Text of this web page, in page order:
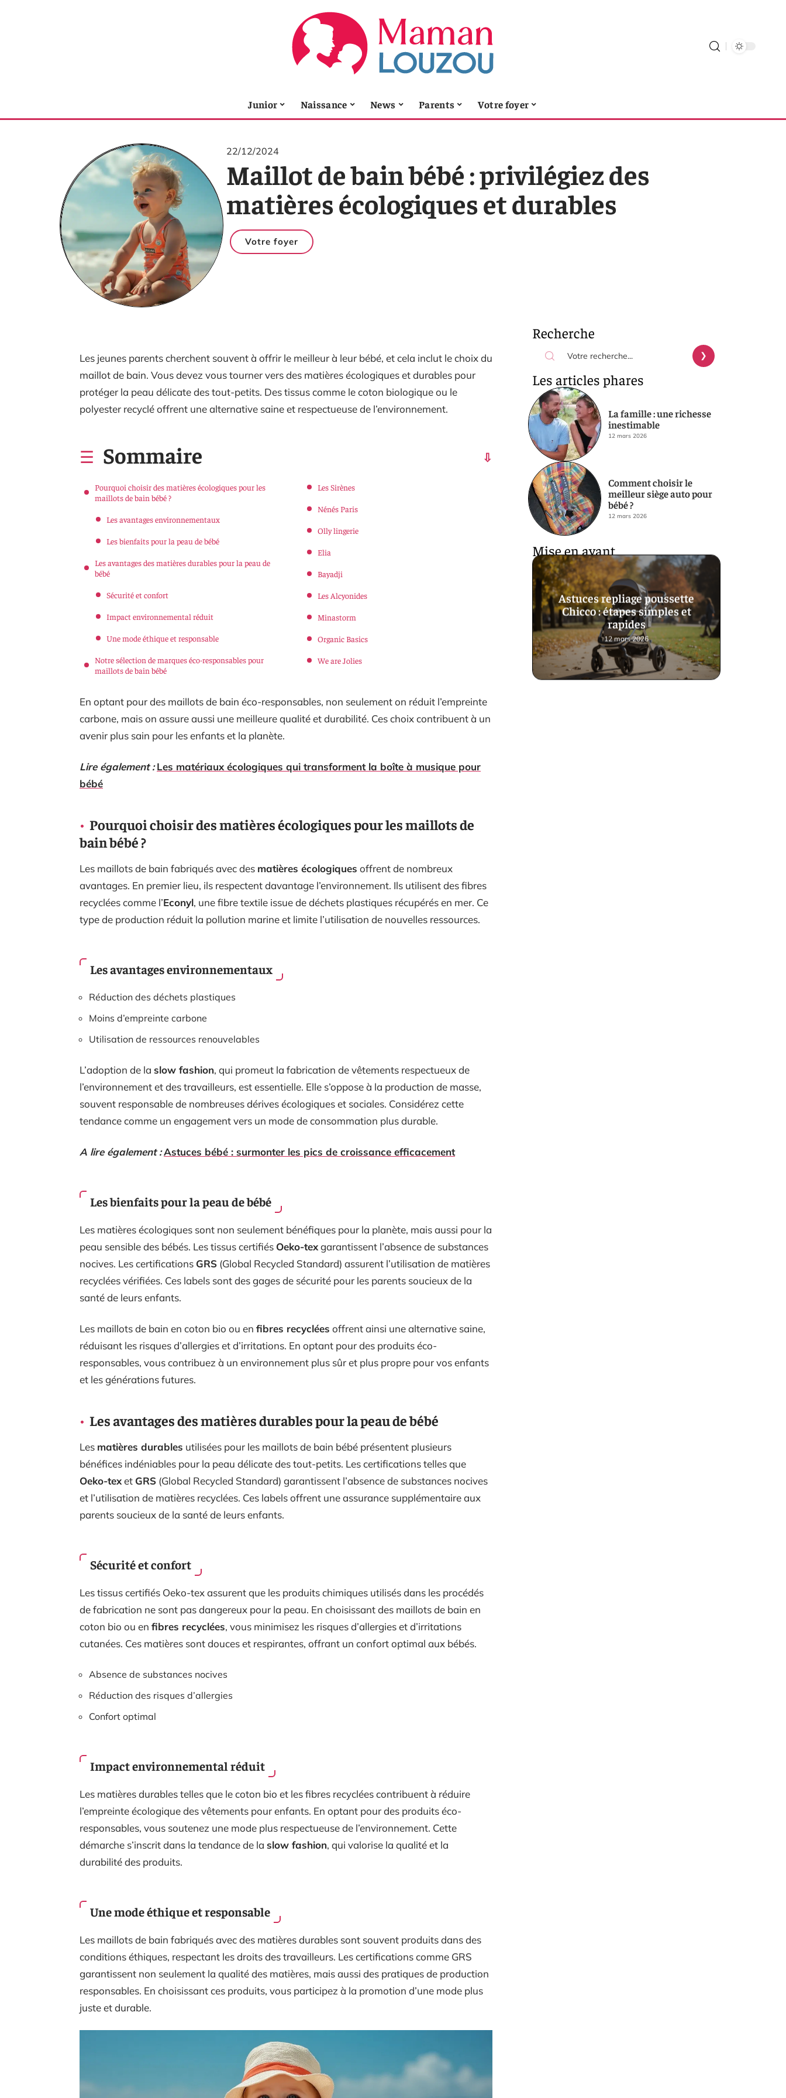
Junior Naissance News Parents Votre foyer
22/12/2024
Maillot de bain bébé : privilégiez des
matières écologiques et durables
Votre foyer
Les jeunes parents cherchent souvent à offrir le meilleur à leur bébé, et cela inclut le choix du
maillot de bain. Vous devez vous tourner vers des matières écologiques et durables pour
protéger la peau délicate des tout-petits. Des tissus comme le coton biologique ou le
polyester recyclé offrent une alternative saine et respectueuse de l’environnement.
Sommaire
Pourquoi choisir des matières écologiques pour les
maillots de bain bébé ?
Les avantages environnementaux
Les bienfaits pour la peau de bébé
Les avantages des matières durables pour la peau de
bébé
Sécurité et confort
Impact environnemental réduit
Une mode éthique et responsable
Notre sélection de marques éco-responsables pour
maillots de bain bébé
Les Sirènes
Nénés Paris
Olly lingerie
Elia
Bayadji
Les Alcyonides
Minastorm
Organic Basics
We are Jolies
En optant pour des maillots de bain éco-responsables, non seulement on réduit l’empreinte
carbone, mais on assure aussi une meilleure qualité et durabilité. Ces choix contribuent à un
avenir plus sain pour les enfants et la planète.
Lire également : Les matériaux écologiques qui transforment la boîte à musique pour
bébé
Pourquoi choisir des matières écologiques pour les maillots de
bain bébé ?
Les maillots de bain fabriqués avec des matières écologiques offrent de nombreux
avantages. En premier lieu, ils respectent davantage l’environnement. Ils utilisent des fibres
recyclées comme l’Econyl, une fibre textile issue de déchets plastiques récupérés en mer. Ce
type de production réduit la pollution marine et limite l’utilisation de nouvelles ressources.
Les avantages environnementaux
Réduction des déchets plastiques
Moins d’empreinte carbone
Utilisation de ressources renouvelables
L’adoption de la slow fashion, qui promeut la fabrication de vêtements respectueux de
l’environnement et des travailleurs, est essentielle. Elle s’oppose à la production de masse,
souvent responsable de nombreuses dérives écologiques et sociales. Considérez cette
tendance comme un engagement vers un mode de consommation plus durable.
A lire également :Astuces bébé : surmonter les pics de croissance efficacement
Les bienfaits pour la peau de bébé
Les matières écologiques sont non seulement bénéfiques pour la planète, mais aussi pour la
peau sensible des bébés. Les tissus certifiés Oeko-texgarantissent l’absence de substances
nocives. Les certifications GRS (Global Recycled Standard) assurent l’utilisation de matières
recyclées vérifiées. Ces labels sont des gages de sécurité pour les parents soucieux de la
santé de leurs enfants.
Les maillots de bain en coton bio ou en fibres recyclées offrent ainsi une alternative saine,
réduisant les risques d’allergies et d’irritations. En optant pour des produits éco-
responsables, vous contribuez à un environnement plus sûr et plus propre pour vos enfants
et les générations futures.
Les avantages des matières durables pour la peau de bébé
Les matières durables utilisées pour les maillots de bain bébé présentent plusieurs
bénéfices indéniables pour la peau délicate des tout-petits. Les certifications telles que
Oeko-texet GRS (Global Recycled Standard) garantissent l’absence de substances nocives
et l’utilisation de matières recyclées. Ces labels offrent une assurance supplémentaire aux
parents soucieux de la santé de leurs enfants.
Sécurité et confort
Les tissus certifiés Oeko-tex assurent que les produits chimiques utilisés dans les procédés
de fabrication ne sont pas dangereux pour la peau. En choisissant des maillots de bain en
coton bio ou en fibres recyclées, vous minimisez les risques d’allergies et d’irritations
cutanées. Ces matières sont douces et respirantes, offrant un confort optimal aux bébés.
Absence de substances nocives
Réduction des risques d’allergies
Confort optimal
Impact environnemental réduit
Les matières durables telles que le coton bio et les fibres recyclées contribuent à réduire
l’empreinte écologique des vêtements pour enfants. En optant pour des produits éco-
responsables, vous soutenez une mode plus respectueuse de l’environnement. Cette
démarche s’inscrit dans la tendance de la slow fashion, qui valorise la qualité et la
durabilité des produits.
Une mode éthique et responsable
Les maillots de bain fabriqués avec des matières durables sont souvent produits dans des
conditions éthiques, respectant les droits des travailleurs. Les certifications comme GRS
garantissent non seulement la qualité des matières, mais aussi des pratiques de production
responsables. En choisissant ces produits, vous participez à la promotion d’une mode plus
juste et durable.
Recherche
Les articles phares
La famille : une richesse
inestimable
12 mars 2026
Comment choisir le
meilleur siège auto pour
bébé ?
12 mars 2026
Mise en avant
Astuces repliage poussette
Chicco : étapes simples et
rapides
12 mars 2026